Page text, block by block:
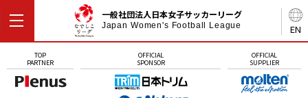
EN
一般社団法人日本女子サッカーリーグ
Japan Women's Football League
TOP
PARTNER
OFFICIAL
SPONSOR
OFFICIAL
SUPPLIER